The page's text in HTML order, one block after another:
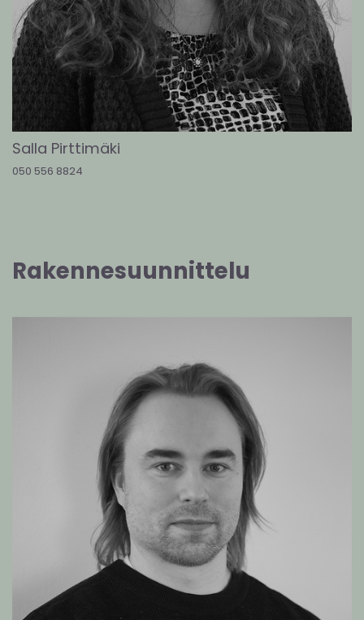
Salla Pirttimäki
050 556 8824
Rakennesuunnittelu